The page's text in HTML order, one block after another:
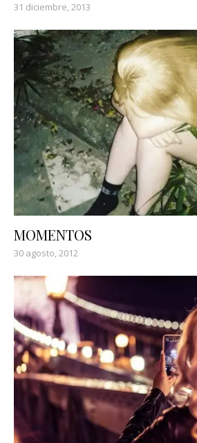
31 diciembre, 2013
MOMENTOS
30 agosto, 2012